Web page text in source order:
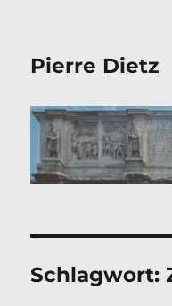
Pierre Dietz
Schlagwort: